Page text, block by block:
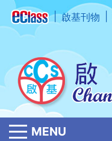
啟基刊物
MENU